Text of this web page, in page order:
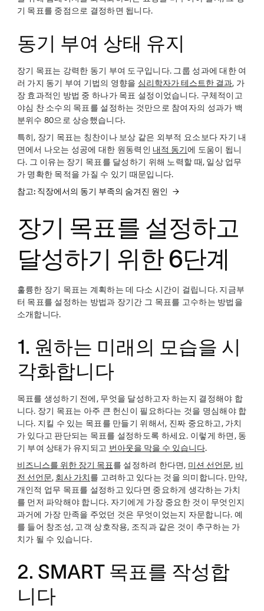
기 목표를 중점으로 결정하면 됩니다.
동기 부여 상태 유지
장기 목표는 강력한 동기 부여 도구입니다. 그룹 성과에 대한 여
러 가지 동기 부여 기법의 영향을 심리학자가 테스트한 결과, 가
장 효과적인 방법 중 하나가 목표 설정이었습니다. 구체적이고
야심 찬 소수의 목표를 설정하는 것만으로 참여자의 성과가 백
분위수 80으로 상승했습니다.
특히, 장기 목표는 칭찬이나 보상 같은 외부적 요소보다 자기 내
면에서 나오는 성공에 대한 원동력인 내적 동기에 도움이 됩니
다. 그 이유는 장기 목표를 달성하기 위해 노력할 때, 일상 업무
가 명확한 목적을 가질 수 있기 때문입니다.
참고: 직장에서의 동기 부족의 숨겨진 원인
장기 목표를 설정하고
달성하기 위한 6단계
훌륭한 장기 목표는 계획하는 데 다소 시간이 걸립니다. 지금부
터 목표를 설정하는 방법과 장기간 그 목표를 고수하는 방법을
소개합니다.
1. 원하는 미래의 모습을 시
각화합니다
목표를 생성하기 전에, 무엇을 달성하고자 하는지 결정해야 합
니다. 장기 목표는 아주 큰 헌신이 필요하다는 것을 명심해야 합
니다. 지킬 수 있는 목표를 만들기 위해서, 진짜 중요하고, 가치
가 있다고 판단되는 목표를 설정하도록 하세요. 이렇게 하면, 동
기 부여 상태가 유지되고 번아웃을 막을 수 있습니다.
비즈니스를 위한 장기 목표를 설정하려 한다면, 미션 선언문, 비
전 선언문, 회사 가치를 고려하고 있다는 것을 의미합니다. 만약,
개인적 업무 목표를 설정하고 있다면 중요하게 생각하는 가치
를 먼저 파악해야 합니다. 자기에게 가장 중요한 것이 무엇인지
과거에 가장 만족을 주었던 것은 무엇이었는지 자문합니다. 예
를 들어 창조성, 고객 상호작용, 조직과 같은 것이 추구하는 가
치가 될 수 있습니다.
2. SMART 목표를 작성합
니다